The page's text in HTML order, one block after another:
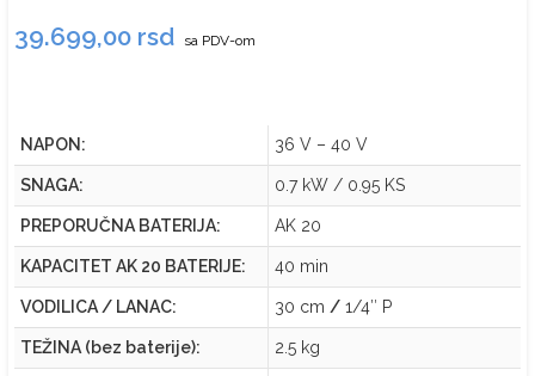
39.699,00 rsd sa PDV-om
NAPON: 36 V – 40 V
SNAGA: 0.7 kW / 0.95 KS
PREPORUČNA BATERIJA: AK 20
KAPACITET AK 20 BATERIJE: 40 min
VODILICA / LANAC: 30 cm / 1/4″ P
TEŽINA (bez baterije): 2.5 kg